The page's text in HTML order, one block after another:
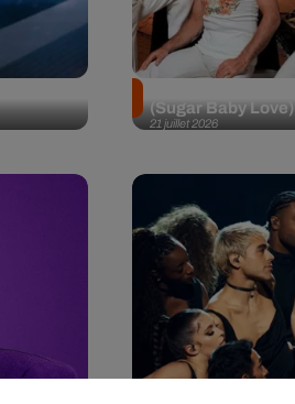
21 juillet 2026
(Sugar Baby Love)